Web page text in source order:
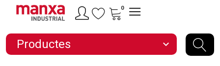
0
Productes expand_more